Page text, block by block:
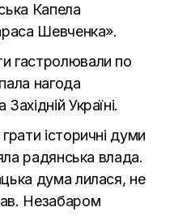
Капела
Шевченка».
гастролювали по
нагода
Україні.
історичні думи
радянська влада.
дума лилася, не
Незабаром